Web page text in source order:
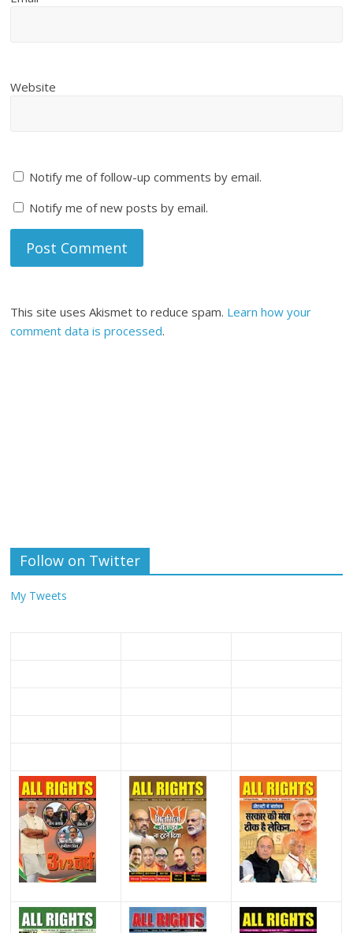
Website
Notify me of follow-up comments by email.
Notify me of new posts by email.
This site uses Akismet to reduce spam. Learn how your
comment data is processed.
Follow on Twitter
My Tweets